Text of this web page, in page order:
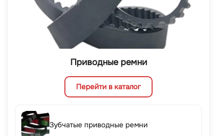
Приводные ремни
Перейти в каталог
Зубчатые приводные ремни